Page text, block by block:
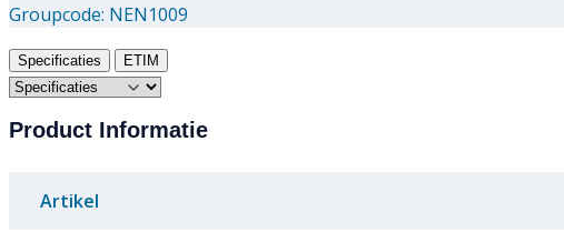
Groupcode: NEN1009
Specificaties ETIM
Product Informatie
Artikel